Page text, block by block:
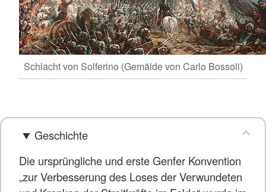
Schlacht von Solferino (Gemälde von Carlo Bossoli)
Geschichte
Die ursprüngliche und erste Genfer Konvention
„zur Verbesserung des Loses der Verwundeten